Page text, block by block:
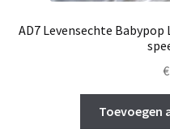
AD7 Levensechte
€
Toevoegen